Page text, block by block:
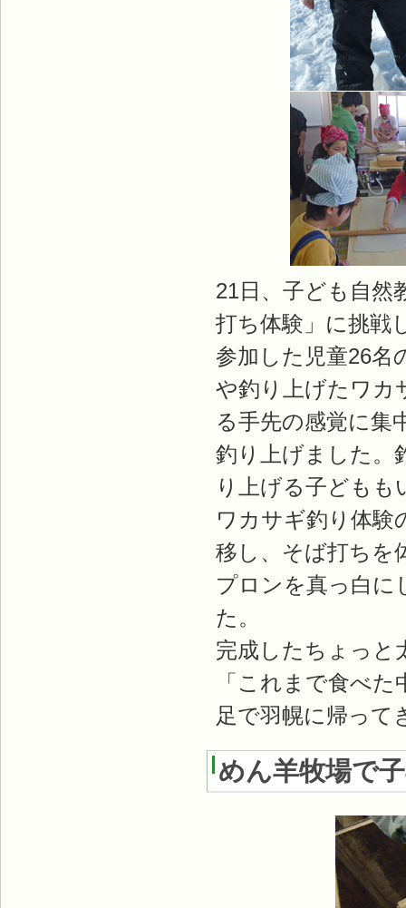
21日、子ども自然
打ち体験」に挑戦
参加した児童26名
や釣り上げたワカ
る手先の感覚に集
釣り上げました。
り上げる子ども
ワカサギ釣り体験
移し、そば打ちを
プロンを真っ白に
た。
完成したちょっと
「これまで食べ
足で羽幌に帰って
めん羊牧場で